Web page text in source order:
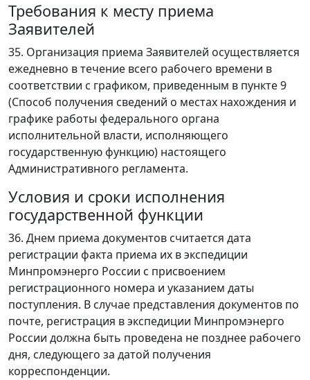
Требования к месту приема
Заявителей
35. Организация приема Заявителей осуществляется
ежедневно в течение всего рабочего времени в
соответствии с графиком, приведенным в пункте 9
(Способ получения сведений о местах нахождения и
графике работы федерального органа
исполнительной власти, исполняющего
государственную функцию) настоящего
Административного регламента.
Условия и сроки исполнения
государственной функции
36. Днем приема документов считается дата
регистрации факта приема их в экспедиции
Минпромэнерго России с присвоением
регистрационного номера и указанием даты
поступления. В случае представления документов по
почте, регистрация в экспедиции Минпромэнерго
России должна быть проведена не позднее рабочего
дня, следующего за датой получения
корреспонденции.